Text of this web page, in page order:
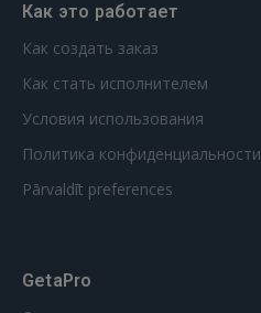
Как это работает
Как создать заказ
Как стать исполнителем
Условия использования
Политика конфиденциальности
Pārvaldīt preferences
GetaPro